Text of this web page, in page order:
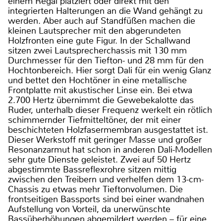
integrierten Halterungen an die Wand gehängt zu
werden. Aber auch auf Standfüßen machen die
kleinen Lautsprecher mit den abgerundeten
Holzfronten eine gute Figur. In der Schallwand
sitzen zwei Lautsprecherchassis mit 130 mm
Durchmesser für den Tiefton- und 28 mm für den
Hochtonbereich. Hier sorgt Dali für ein wenig Glanz
und bettet den Hochtöner in eine metallische
Frontplatte mit akustischer Linse ein. Bei etwa
2.700 Hertz übernimmt die Gewebekalotte das
Ruder, unterhalb dieser Frequenz werkelt ein rötlich
schimmernder Tiefmitteltöner, der mit einer
beschichteten Holzfasermembran ausgestattet ist.
Dieser Werkstoff mit geringer Masse und großer
Resonanzarmut hat schon in anderen Dali-Modellen
sehr gute Dienste geleistet. Zwei auf 50 Hertz
abgestimmte Bassreflexrohre sitzen mittig
zwischen den Treibern und verhelfen dem 13-cm-
Chassis zu etwas mehr Tieftonvolumen. Die
frontseitigen Bassports sind bei einer wandnahen
Aufstellung von Vorteil, da unerwünschte